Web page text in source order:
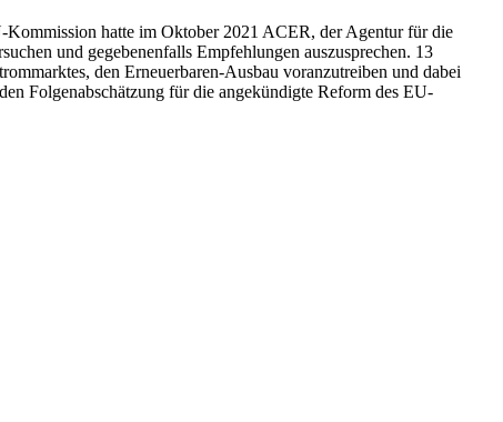
Kommission hatte im Oktober 2021 ACER, der Agentur für die
und gegebenenfalls Empfehlungen auszusprechen. 13
den Erneuerbaren-Ausbau voranzutreiben und dabei
Folgenabschätzung für die angekündigte Reform des EU-